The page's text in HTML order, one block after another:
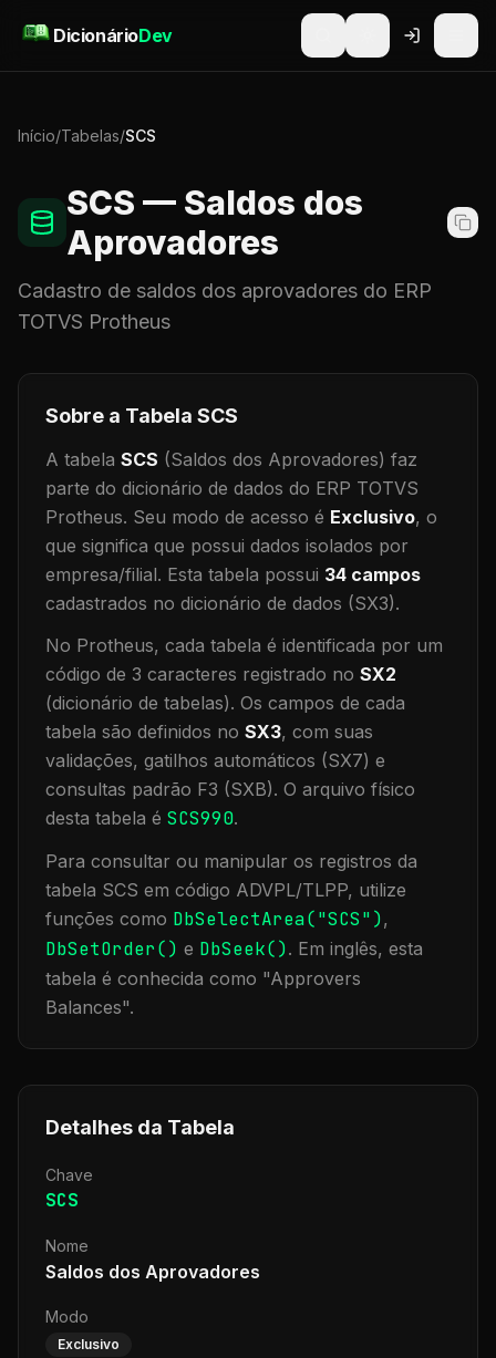
DicionárioDev
Início/Tabelas/SCS
SCS — Saldos dos
Aprovadores
Cadastro de saldos dos aprovadores do ERP
TOTVS Protheus
Sobre a Tabela SCS
A tabela SCS (Saldos dos Aprovadores) faz
parte do dicionário de dados do ERP TOTVS
Protheus. Seu modo de acesso é Exclusivo, o
que significa que possui dados isolados por
empresa/filial. Esta tabela possui 34 campos
cadastrados no dicionário de dados (SX3).
No Protheus, cada tabela é identificada por um
código de 3 caracteres registrado no SX2
(dicionário de tabelas). Os campos de cada
tabela são definidos no SX3, com suas
validações, gatilhos automáticos (SX7) e
consultas padrão F3 (SXB). O arquivo físico
desta tabela é SCS990.
Para consultar ou manipular os registros da
tabela SCS em código ADVPL/TLPP, utilize
funções como DbSelectArea("SCS"),
DbSetOrder() e DbSeek(). Em inglês, esta
tabela é conhecida como "Approvers
Balances".
Detalhes da Tabela
Chave
SCS
Nome
Saldos dos Aprovadores
Modo
Exclusivo